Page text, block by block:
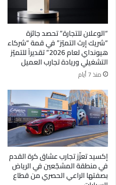
“الوعلان للتجارة” تحصد جائزة
“شريك إرث التميّز” في قمة “شركاء
هيونداي لعام 2026” تقديراً للتميّز
التشغيلي وريادة تجارب العميل
منذ 7 أيام
إكسيد تعزّز تجارب عشاق كرة القدم
في منطقة المشجّعين في الرياض
بصفتها الراعي الحصري من قطاع